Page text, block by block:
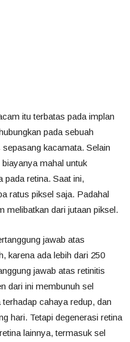
itu terbatas pada implan
pada sebuah
kacamata. Selain
mahal untuk
pada retina. Saat ini,
ratus piksel saja. Padahal
melibatkan dari jutaan piksel.
jawab atas
karena ada lebih dari 250
jawab atas retinitis
dari ini membunuh sel
cahaya redup, dan
hari. Tetapi degenerasi retina
lainnya, termasuk sel